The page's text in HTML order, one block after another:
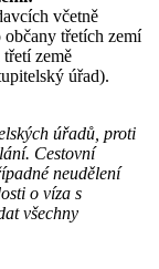
včetně
třetích zemí
země
úřad).
úřadů, proti
Cestovní
neudělení
o víza s
všechny